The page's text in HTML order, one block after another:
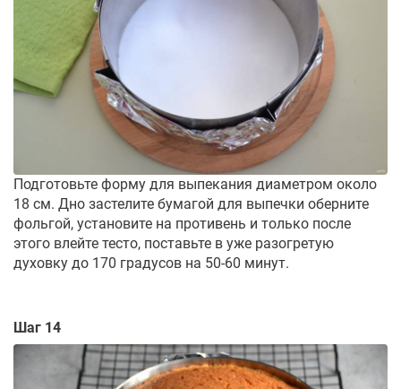
Подготовьте форму для выпекания диаметром около
18 см. Дно застелите бумагой для выпечки оберните
фольгой, установите на противень и только после
этого влейте тесто, поставьте в уже разогретую
духовку до 170 градусов на 50-60 минут.
Шаг 14